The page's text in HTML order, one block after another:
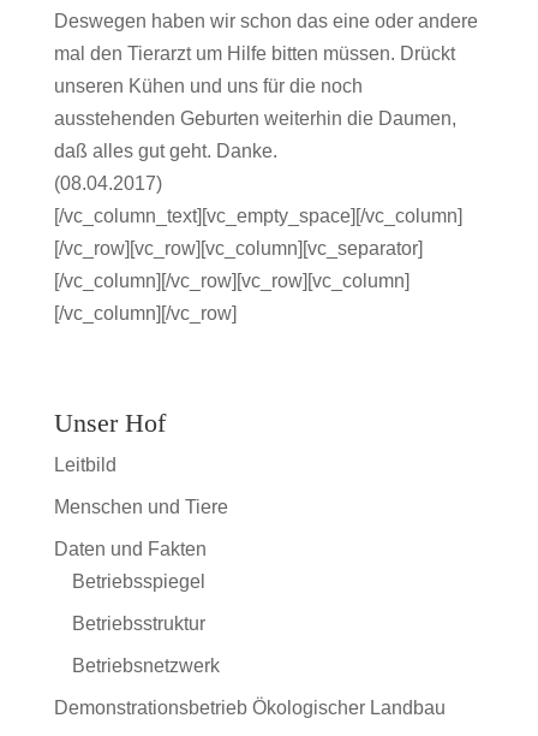
Deswegen haben wir schon das eine oder andere
mal den Tierarzt um Hilfe bitten müssen. Drückt
unseren Kühen und uns für die noch
ausstehenden Geburten weiterhin die Daumen,
daß alles gut geht. Danke.
(08.04.2017)
[/vc_column_text][vc_empty_space][/vc_column]
[/vc_row][vc_row][vc_column][vc_separator]
[/vc_column][/vc_row][vc_row][vc_column]
[/vc_column][/vc_row]
Unser Hof
Leitbild
Menschen und Tiere
Daten und Fakten
Betriebsspiegel
Betriebsstruktur
Betriebsnetzwerk
Demonstrationsbetrieb Ökologischer Landbau